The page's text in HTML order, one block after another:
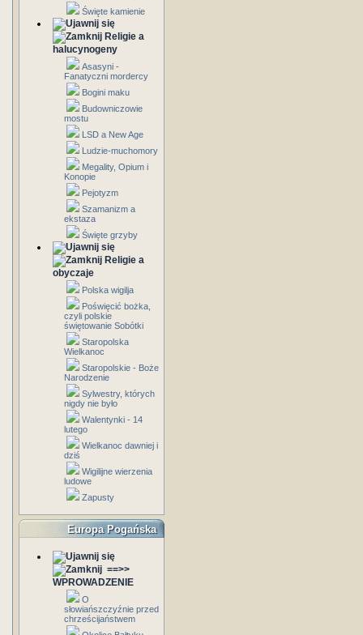
Święte kamienie
Religie a
halucynogeny
Asasyni -
Fanatyczni mordercy
Bogini maku
Budowniczowie
mostu
LSD a New Age
Ludzie-muchomory
Megality, Opium i
Konopie
Pejotyzm
Szamanizm a
ekstaza
Święte grzyby
Religie a
obyczaje
Polska wigilja
Poświęcić bożka,
czyli polskie
świętowanie Sobótki
Staropolska
Wielkanoc
Staropolskie - Boże
Narodzenie
Sylwestry, których
nigdy nie było
Walentynki - 14
lutego
Wielkanoc dawniej i
dziś
Wigilijne wierzenia
ludowe
Zapusty
Europa Pogańska
==>>
WPROWADZENIE
O
słowiańszczyźnie przed
chrześcijaństwem